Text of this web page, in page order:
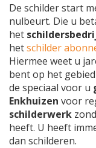
De schilder start
nulbeurt. Die u
het
hetschilder
Hiermee weet u
bent op het
de speciaal voor u
Enkhuizen voor
schilderwerk
heeft. U heeft
dan schilderen.